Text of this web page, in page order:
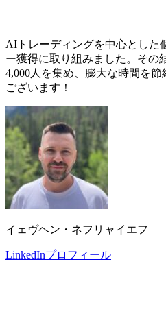
AIトレーディングを中心とした
ー獲得に取り組みました。その
4,000人を集め、膨大な時間を
ございます！
イェヴヘン・ネフリャイエフ
LinkedInプロフィール